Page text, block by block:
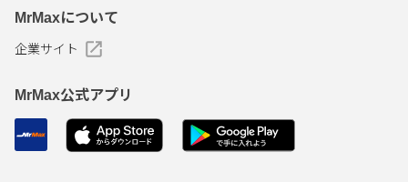
MrMaxについて
企業サイト
MrMax公式アプリ